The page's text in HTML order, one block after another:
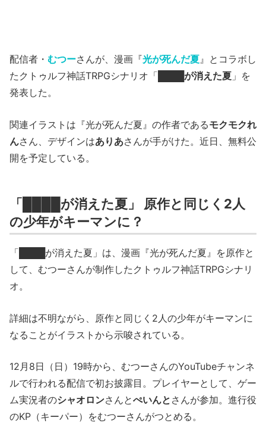
配信者・ むつーさんが、漫画『光が死んだ夏』とコラボし
たクトゥルフ神話TRPGシナリオ「 ████が消えた夏 」を
発表した。
関連イラストは『光が死んだ夏』の作者であるモクモクれ
んさん、デザインはありあさんが手がけた。近日、無料公
開を予定している。
「████が消えた夏」 原作と同じく2人
の少年がキーマンに？
「████が消えた夏」は、漫画『光が死んだ夏』を原作と
して、むつーさんが制作したクトゥルフ神話TRPGシナリ
オ。
詳細は不明ながら、原作と同じく2人の少年がキーマンに
なることがイラストから示唆されている。
12月8日（日）19時から、むつーさんのYouTubeチャンネ
ルで行われる配信で初お披露目。プレイヤーとして、ゲー
ム実況者のシャオロンさんとぺいんと さんが参加。進行役
のKP（キーパー）をむつーさんがつとめる。